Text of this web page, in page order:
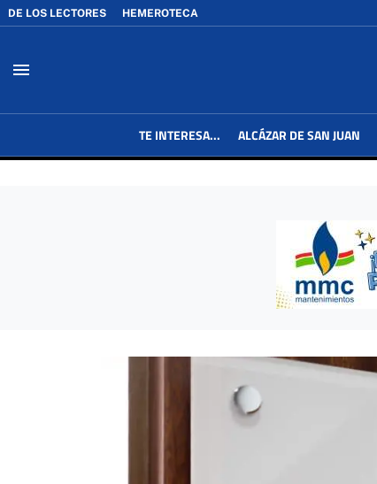
DE LOS LECTORES HEMEROTECA
menu
TE INTERESA... ALCÁZAR DE SAN JUAN